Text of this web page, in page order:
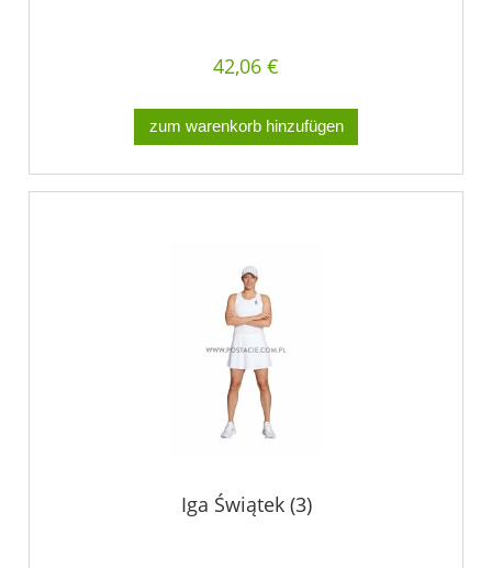
42,06 €
zum warenkorb hinzufügen
Iga Świątek (3)